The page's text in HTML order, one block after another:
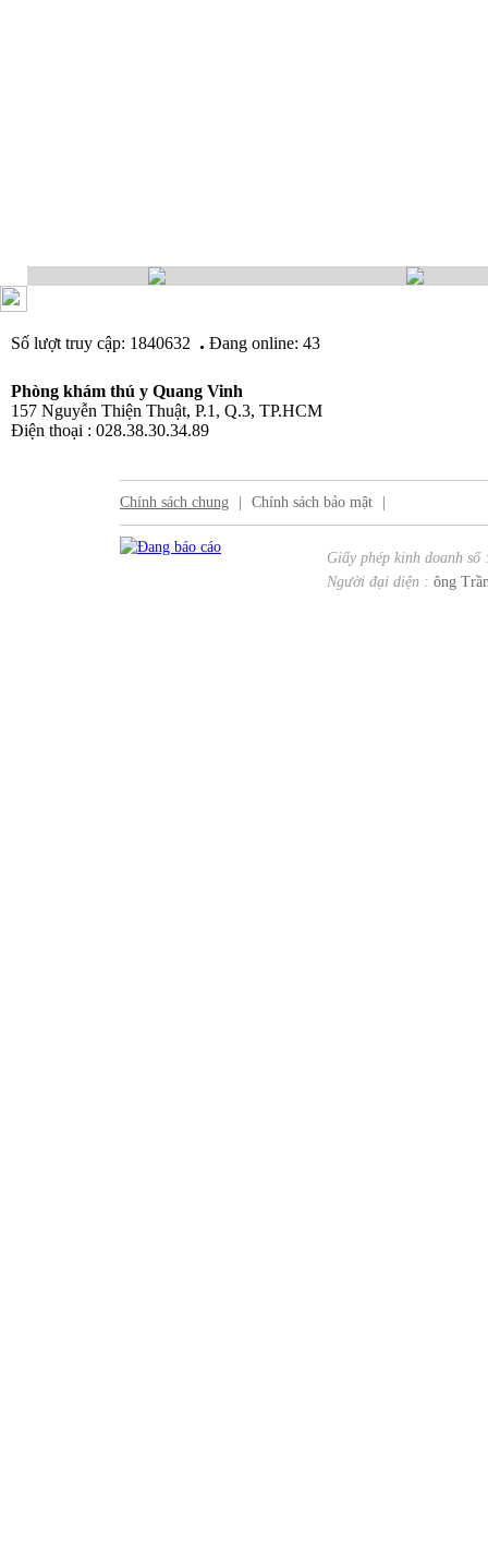
Số lượt truy cập: 1840632 . Đang online: 43
Phòng khám thú y Quang Vinh
157 Nguyễn Thiện Thuật, P.1, Q.3, TP.HCM
Điện thoại : 028.38.30.34.89
Chính sách chung Chính sách bảo mật
Giấy phép kinh doanh số
Người đại diện : ông